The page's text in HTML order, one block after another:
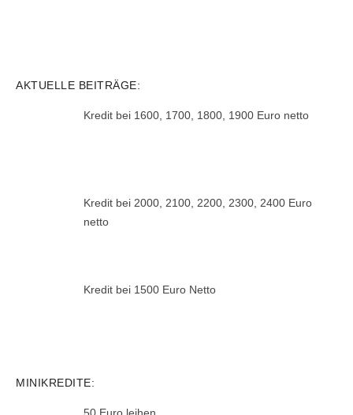
AKTUELLE BEITRÄGE:
Kredit bei 1600, 1700, 1800, 1900 Euro netto
Kredit bei 2000, 2100, 2200, 2300, 2400 Euro
netto
Kredit bei 1500 Euro Netto
MINIKREDITE: